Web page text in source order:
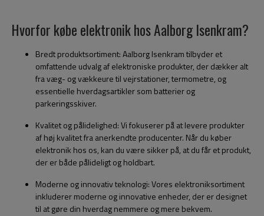
Hvorfor købe elektronik hos Aalborg Isenkram?
Bredt produktsortiment: Aalborg Isenkram tilbyder et
omfattende udvalg af elektroniske produkter, der dækker alt
fra væg- og vækkeure til vejrstationer, termometre, og
essentielle hverdagsartikler som batterier og
parkeringsskiver.
Kvalitet og pålidelighed: Vi fokuserer på at levere produkter
af høj kvalitet fra anerkendte producenter. Når du køber
elektronik hos os, kan du være sikker på, at du får et produkt,
der er både pålideligt og holdbart.
Moderne og innovativ teknologi: Vores elektroniksortiment
inkluderer moderne og innovative enheder, der er designet
til at gøre din hverdag nemmere og mere bekvem.